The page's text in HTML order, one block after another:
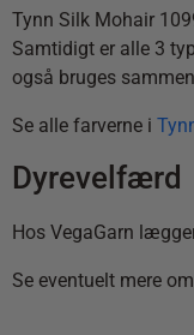
Tynn Silk Mohair
Samtidigt er alle 3
også bruges
Se alle farverne i
Dyrevelfærd
Hos VegaGarn
Se eventuelt mere